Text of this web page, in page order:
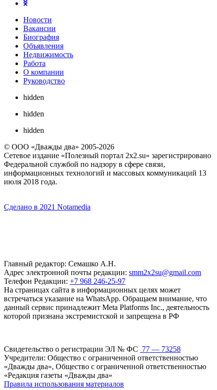
Новости
Вакансии
Биография
Объявления
Недвижимость
Работа
О компании
Руководство
hidden
hidden
hidden
© ООО «Дважды два» 2005-2026
Сетевое издание «Полезный портал 2x2.su» зарегистрировано
Федеральной службой по надзору в сфере связи,
информационных технологий и массовых коммуникаций 13
июля 2018 года.
Сделано в 2021 Notamedia
Главный редактор: Семашко А.Н.
Адрес электронной почты редакции: smm2x2su@gmail.com
Телефон Редакции: +7 968 246-25-97
На страницах сайта в информационных целях может
встречаться указание на WhatsApp. Обращаем внимание, что
данный сервис принадлежит Meta Platforms Inc., деятельность
которой признана экстремистской и запрещена в РФ
Свидетельство о регистрации ЭЛ № ФС 77 — 73258
Учредители: Общество с ограниченной ответственностью
«Дважды два», Общество с ограниченной ответственностью
«Редакция газеты «Дважды два»
Правила использования материалов